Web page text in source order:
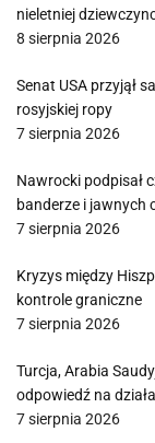
nieletniej
8 sierpnia 2026
Senat USA przyjął
rosyjskiej ropy
7 sierpnia 2026
Nawrocki podpisał
banderze i jawnych
7 sierpnia 2026
Kryzys między
kontrole graniczne
7 sierpnia 2026
Turcja, Arabia
odpowiedź na
7 sierpnia 2026